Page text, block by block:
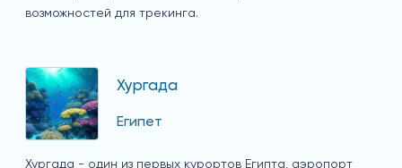
возможностей для трекинга.
Хургада
Египет
Хургада - один из первых курортов Египта, аэропорт